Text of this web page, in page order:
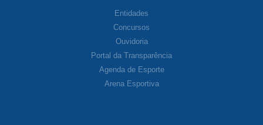
Entidades
Concursos
Ouvidoria
Portal da Transparência
Agenda de Esporte
Arena Esportiva